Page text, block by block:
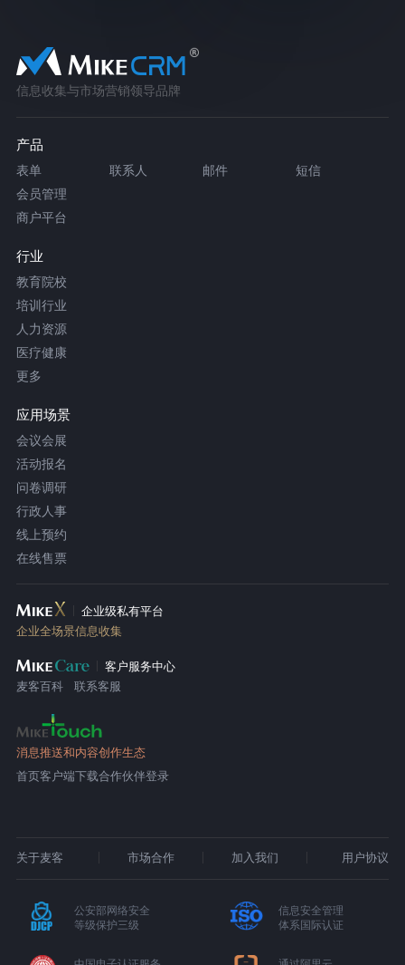
信息收集与市场营销领导品牌
产品
表单 联系人 邮件
短信
会员管理
商户平台
行业
教育院校
培训行业
人力资源
医疗健康
更多
应用场景
会议会展
活动报名
问卷调研
行政人事
线上预约
在线售票
企业级私有平台
企业全场景信息收集
客户服务中心
麦客百科
联系客服
消息推送和内容创作生态
首页客户端下载合作伙伴登录
关于麦客 市场合作 加入我们 用户协议
公安部网络安全
等级保护三级
信息安全管理
体系国际认证